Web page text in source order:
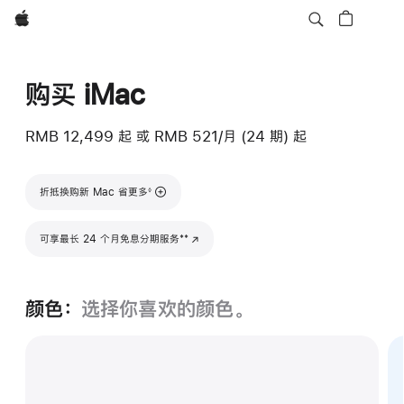
Apple
购买 iMac
RMB 12,499 起 或 RMB 521/月 (24 期) 起
折抵换购新 Mac 省更多
脚注
◊
可享最长 24 个月免息分期服务
(在新窗口中打开) 脚注
**
颜色： 选择你喜欢的颜色。